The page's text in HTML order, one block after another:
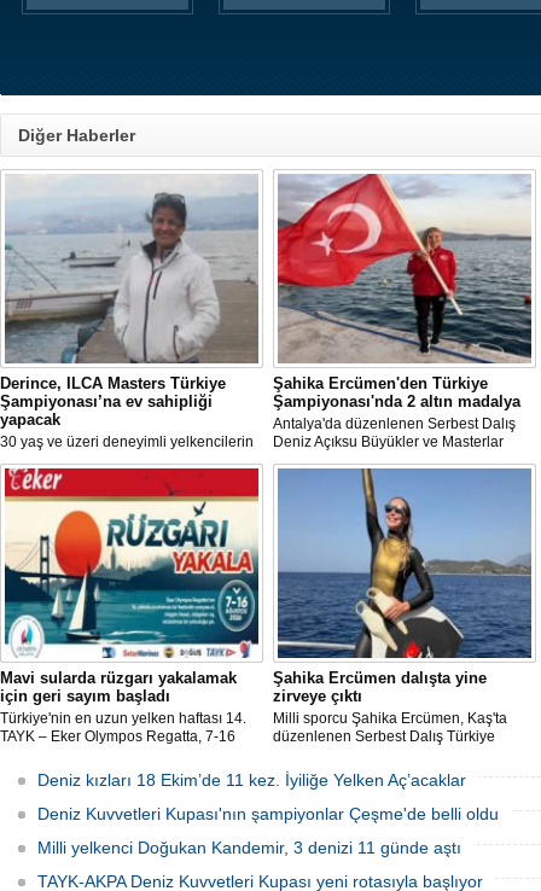
Diğer Haberler
Derince, ILCA Masters Türkiye
Şampiyonası’na ev sahipliği
yapacak
30 yaş ve üzeri deneyimli yelkencilerin
mücadele ettiği ILCA Masters 2026
Türkiye Şampiyonası, bu yıl Kocaeli’nin
Derince ilçesinde gerçekleştirilecek.
Şahika Ercümen'den Türkiye
Şampiyonası'nda 2 altın madalya
Antalya'da düzenlenen Serbest Dalış
Deniz Açıksu Büyükler ve Masterlar
Bireysel Türkiye Şampiyonası'nda milli
sporcu ve serbest dalış dünya
rekortmeni Şahika Ercümen, 2 altın
madalya kazandı.
Mavi sularda rüzgarı yakalamak
için geri sayım başladı
Türkiye'nin en uzun yelken haftası 14.
TAYK – Eker Olympos Regatta, 7-16
sulara yelken açıyor.
Şahika Ercümen dalışta yine
zirveye çıktı
Milli sporcu Şahika Ercümen, Kaş'ta
düzenlenen Serbest Dalış Türkiye
kategorisinde 68 metre dalış yaparak
şampiyon oldu.
Deniz kızları 18 Ekim’de 11 kez. İyiliğe Yelken Aç’acaklar
Deniz Kuvvetleri Kupası'nın şampiyonlar Çeşme'de belli oldu
Milli yelkenci Doğukan Kandemir, 3 denizi 11 günde aştı
TAYK-AKPA Deniz Kuvvetleri Kupası yeni rotasıyla başlıyor